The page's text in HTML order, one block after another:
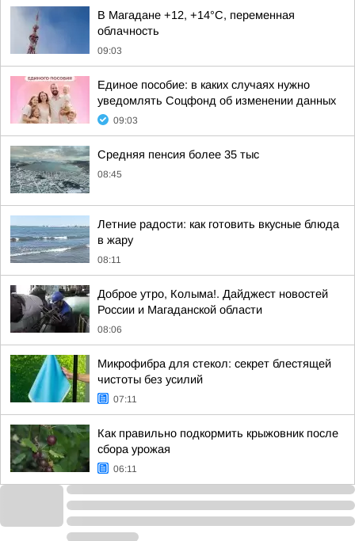
В Магадане +12, +14°C, переменная
облачность
09:03
Единое пособие: в каких случаях нужно
уведомлять Соцфонд об изменении данных
09:03
Средняя пенсия более 35 тыс
08:45
Летние радости: как готовить вкусные блюда
в жару
08:11
Доброе утро, Колыма!. Дайджест новостей
России и Магаданской области
08:06
Микрофибра для стекол: секрет блестящей
чистоты без усилий
07:11
Как правильно подкормить крыжовник после
сбора урожая
06:11